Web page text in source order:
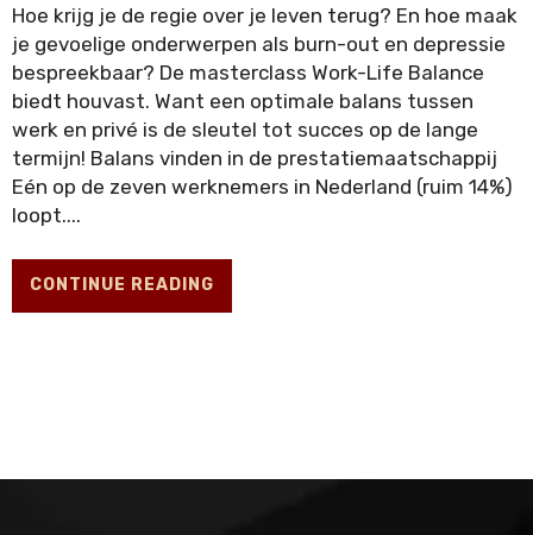
DE TOEKOMST
🚀
ALLE INHOUD
Lifehacks
Hoe krijg je de regie over je leven terug? En hoe maak
je gevoelige onderwerpen als burn-out en depressie
bespreekbaar? De masterclass Work-Life Balance
biedt houvast. Want een optimale balans tussen
werk en privé is de sleutel tot succes op de lange
termijn! Balans vinden in de prestatiemaatschappij
Eén op de zeven werknemers in Nederland (ruim 14%)
loopt....
CONTINUE READING